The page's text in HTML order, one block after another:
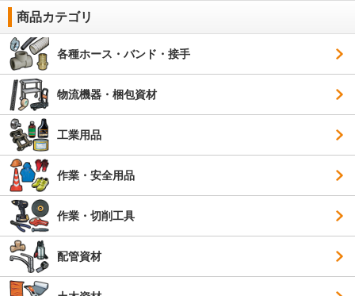
商品カテゴリ
各種ホース・バンド・接手
物流機器・梱包資材
工業用品
作業・安全用品
作業・切削工具
配管資材